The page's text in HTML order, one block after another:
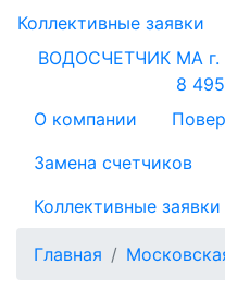
Коллективные заявки
ВОДОСЧЕТЧИК МА
8
О компании
Замена счетчиков
Коллективные заявки
Главная